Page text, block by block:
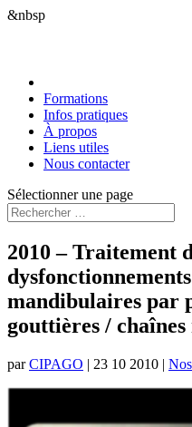
&nbsp
Formations
Infos pratiques
À propos
Liens utiles
Nous contacter
Sélectionner une page
2010 – Traitement
mandibulaires par
gouttières /
parCIPAGO | 23 10 2010 |